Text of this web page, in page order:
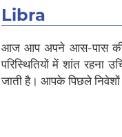
Libra
आज आप अपने आस-पास की
परिस्थितियों में शांत रहना
जाती है। आपके पिछले निवेशों